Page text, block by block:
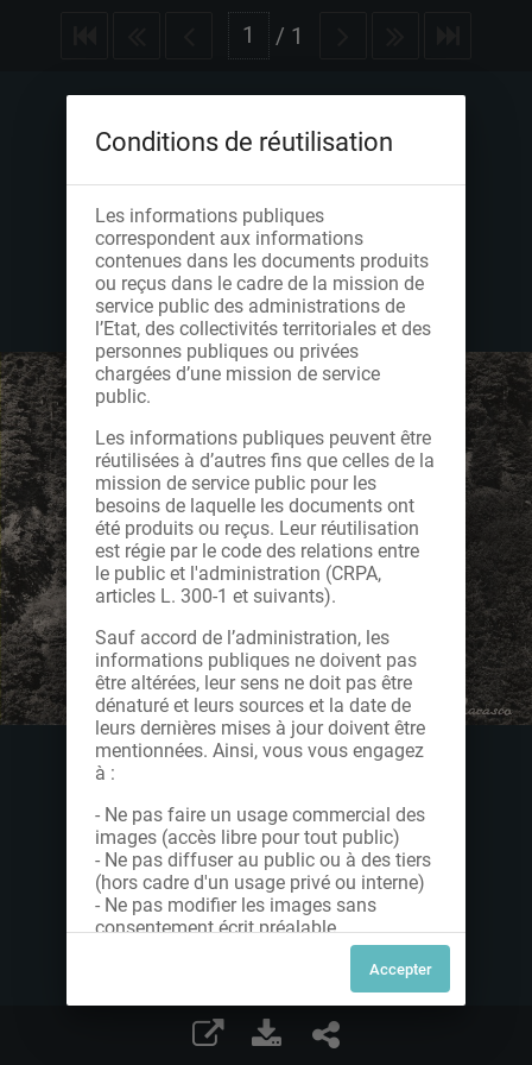
/ 1
Conditions de réutilisation
Les informations publiques
correspondent aux informations
contenues dans les documents produits
ou reçus dans le cadre de la mission de
service public des administrations de
l’Etat, des collectivités territoriales et des
personnes publiques ou privées
chargées d’une mission de service
public.
Les informations publiques peuvent être
réutilisées à d’autres fins que celles de la
mission de service public pour les
besoins de laquelle les documents ont
été produits ou reçus. Leur réutilisation
est régie par le code des relations entre
le public et l'administration (CRPA,
articles L. 300-1 et suivants).
Sauf accord de l’administration, les
informations publiques ne doivent pas
être altérées, leur sens ne doit pas être
dénaturé et leurs sources et la date de
leurs dernières mises à jour doivent être
mentionnées. Ainsi, vous vous engagez
à :
- Ne pas faire un usage commercial des
images (accès libre pour tout public)
- Ne pas diffuser au public ou à des tiers
(hors cadre d'un usage privé ou interne)
- Ne pas modifier les images sans
consentement écrit préalable
Dans le cas contraire, nous vous invitons
à nous contacter afin de solliciter le type
de Licence souhaitée parmi celles
proposées et le cas échéant, acquitter